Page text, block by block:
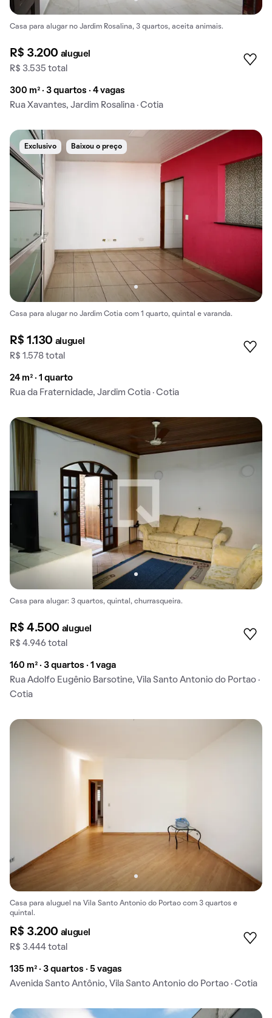
Casa para alugar no Jardim Rosalina, 3 quartos, aceita animais.
R$ 3.200 aluguel
R$ 3.535 total
300 m² · 3 quartos · 4 vagas
Rua Xavantes, Jardim Rosalina · Cotia
Exclusivo Baixou o preço
Casa para alugar no Jardim Cotia com 1 quarto, quintal e varanda.
R$ 1.130 aluguel
R$ 1.578 total
24 m² · 1 quarto
Rua da Fraternidade, Jardim Cotia · Cotia
Casa para alugar: 3 quartos, quintal, churrasqueira.
R$ 4.500 aluguel
R$ 4.946 total
160 m² · 3 quartos · 1 vaga
Rua Adolfo Eugênio Barsotine, Vila Santo Antonio do Portao ·
Cotia
Casa para aluguel na Vila Santo Antonio do Portao com 3 quartos e
quintal.
R$ 3.200 aluguel
R$ 3.444 total
135 m² · 3 quartos · 5 vagas
Avenida Santo Antônio, Vila Santo Antonio do Portao · Cotia